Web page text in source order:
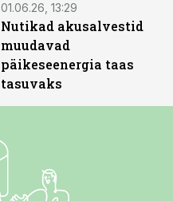
01.06.26, 13:29
Nutikad akusalvestid
muudavad
päikeseenergia taas
tasuvaks